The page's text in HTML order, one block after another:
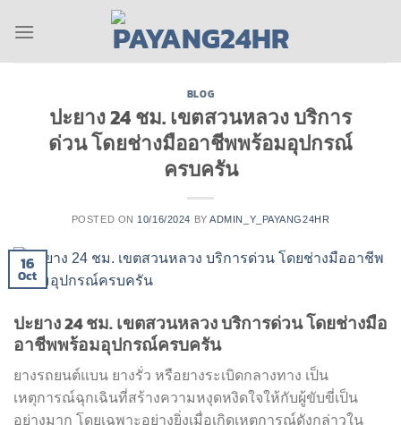
BLOG
ปะยาง 24 ชม. เขตสวนหลวง บริการ
ด่วน โดยช่างมืออาชีพพร้อมอุปกรณ์
ครบครัน
POSTED ON 10/16/2024 BYADMIN_Y_PAYANG24HR
16
Oct
ปะยาง 24 ชม. เขตสวนหลวง บริการด่วน โดยช่างมือ
อาชีพพร้อมอุปกรณ์ครบครัน
ยางรถยนต์แบน ยางรั่ว หรือยางระเบิดกลางทาง เป็น
เหตุการณ์ฉุกเฉินที่สร้างความหงุดหงิดใจให้กับผู้ขับขี่เป็น
อย่างมาก โดยเฉพาะอย่างยิ่งเมื่อเกิดเหตุการณ์ดังกล่าวใน